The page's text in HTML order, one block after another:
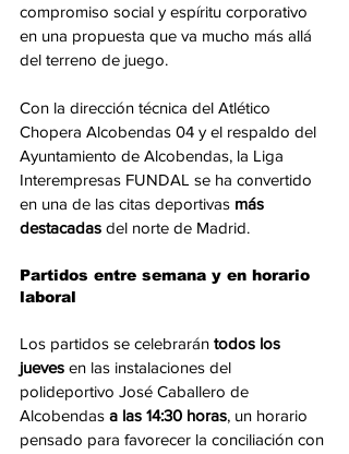
compromiso social y espíritu corporativo
en una propuesta que va mucho más allá
del terreno de juego.
Con la dirección técnica del Atlético
Chopera Alcobendas 04 y el respaldo del
Ayuntamiento de Alcobendas, la Liga
Interempresas FUNDAL se ha convertido
en una de las citas deportivas más
destacadas del norte de Madrid.
Partidos entre semana y en horario
laboral
Los partidos se celebrarán todos los
jueves en las instalaciones del
polideportivo José Caballero de
Alcobendas a las 14:30 horas, un horario
pensado para favorecer la conciliación con